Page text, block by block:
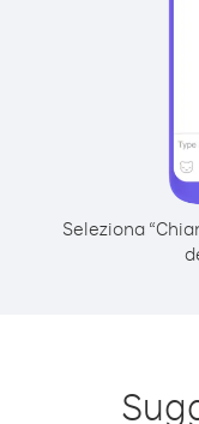
Seleziona